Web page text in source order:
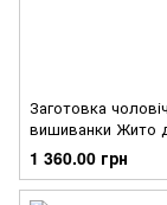
Заготовка
вишиванки Жито
вишивки бісером і
СЧ009дЧнннн
1 360.00 грн